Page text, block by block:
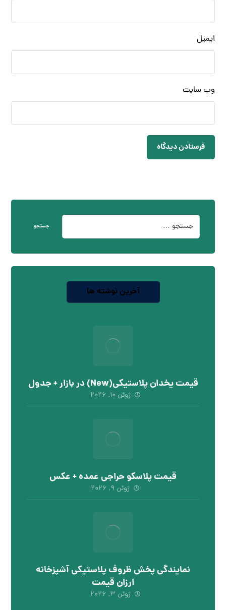
ایمیل
وب‌ سایت
فرستادن دیدگاه
جستجو
آخرین نوشته ها
قیمت یخدان پلاستیکی(New) در بازار + جدول
ژوئن ۱۰, ۲۰۲۶
قیمت پلاسکو حراجی عمده + عکس
ژوئن ۹, ۲۰۲۶
نمایندگی پخش ظروف پلاستیکی آشپزخانه
ارزان قیمت
ژوئن ۳, ۲۰۲۶